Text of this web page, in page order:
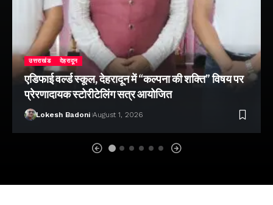
उत्तराखंड देहरादून
एडिफाई वर्ल्ड स्कूल, देहरादून में “कल्पना की शक्ति” विषय पर
प्रेरणादायक स्टोरीटेलिंग सत्र आयोजित
Lokesh Badoni August 1, 2026